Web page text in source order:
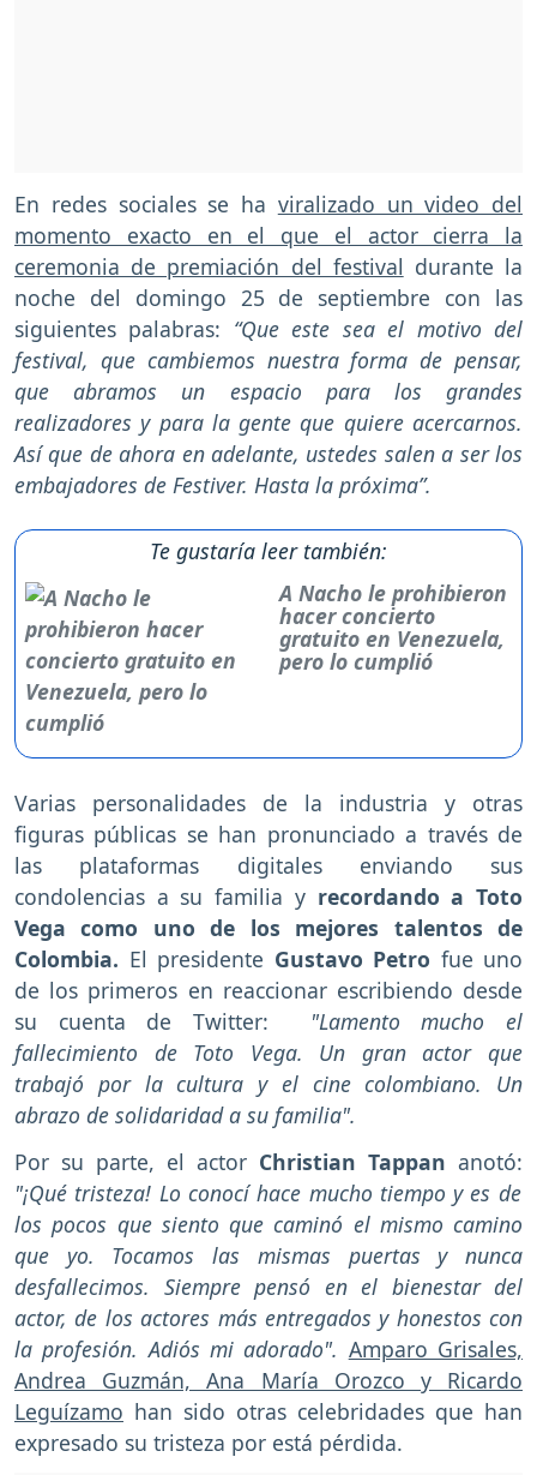
En redes sociales se ha viralizado un video del
momento exacto en el que el actor cierra la
ceremonia de premiación del festival durante la
noche del domingo 25 de septiembre con las
siguientes palabras: “Que este sea el motivo del
festival, que cambiemos nuestra forma de pensar,
que abramos un espacio para los grandes
realizadores y para la gente que quiere acercarnos.
Así que de ahora en adelante, ustedes salen a ser los
embajadores de Festiver. Hasta la próxima”.
Te gustaría leer también:
A Nacho le prohibieron
hacer concierto
gratuito en Venezuela,
pero lo cumplió
Varias personalidades de la industria y otras
figuras públicas se han pronunciado a través de
las plataformas digitales enviando sus
condolencias a su familia y recordando a Toto
Vega como uno de los mejores talentos de
Colombia. El presidente Gustavo Petro fue uno
de los primeros en reaccionar escribiendo desde
su cuenta de Twitter: "Lamento mucho el
fallecimiento de Toto Vega. Un gran actor que
trabajó por la cultura y el cine colombiano. Un
abrazo de solidaridad a su familia".
Por su parte, el actor Christian Tappan anotó:
"¡Qué tristeza! Lo conocí hace mucho tiempo y es de
los pocos que siento que caminó el mismo camino
que yo. Tocamos las mismas puertas y nunca
desfallecimos. Siempre pensó en el bienestar del
actor, de los actores más entregados y honestos con
la profesión. Adiós mi adorado". Amparo Grisales,
Andrea Guzmán, Ana María Orozco y Ricardo
Leguízamo han sido otras celebridades que han
expresado su tristeza por está pérdida.